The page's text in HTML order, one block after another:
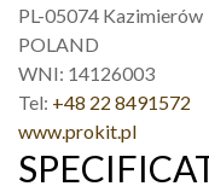
PL-05074 Kazimierów
POLAND
WNI: 14126003
Tel: +48 22 8491572
www.prokit.pl